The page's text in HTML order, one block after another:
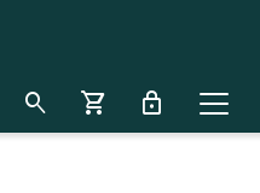
search shopping_cart lock